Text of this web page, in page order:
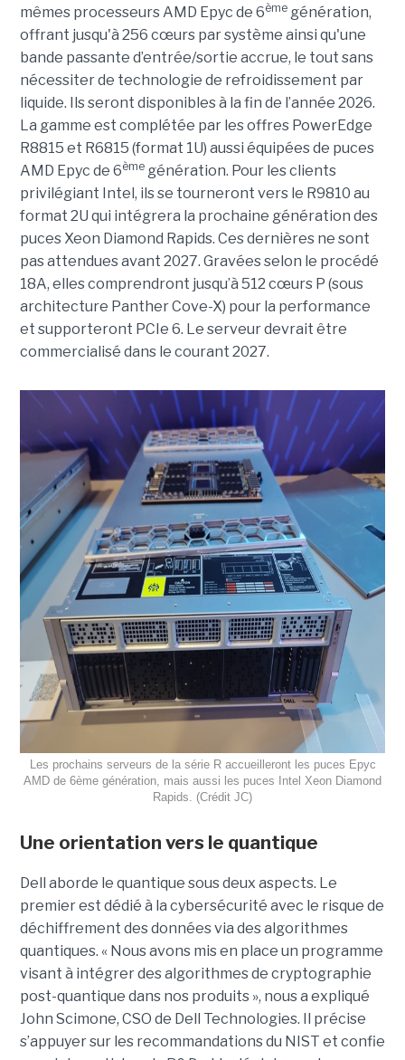
mêmes processeurs AMD Epyc de 6èmegénération,
offrant jusqu'à 256 cœurs par système ainsi qu'une
bande passante d’entrée/sortie accrue, le tout sans
nécessiter de technologie de refroidissement par
liquide. Ils seront disponibles à la fin de l’année 2026.
La gamme est complétée par les offres PowerEdge
R8815 et R6815 (format 1U) aussi équipées de puces
AMD Epyc de 6èmegénération. Pour les clients
privilégiant Intel, ils se tourneront vers le R9810 au
format 2U qui intégrera la prochaine génération des
puces Xeon Diamond Rapids. Ces dernières ne sont
pas attendues avant 2027. Gravées selon le procédé
18A, elles comprendront jusqu’à 512 cœurs P (sous
architecture Panther Cove-X) pour la performance
et supporteront PCIe 6. Le serveur devrait être
commercialisé dans le courant 2027.
Les prochains serveurs de la série R accueilleront les puces Epyc
AMD de 6ème génération, mais aussi les puces Intel Xeon Diamond
Rapids. (Crédit JC)
Une orientation vers le quantique
Dell aborde le quantique sous deux aspects. Le
premier est dédié à la cybersécurité avec le risque de
déchiffrement des données via des algorithmes
quantiques. « Nous avons mis en place un programme
visant à intégrer des algorithmes de cryptographie
post-quantique dans nos produits », nous a expliqué
John Scimone, CSO de Dell Technologies. Il précise
s’appuyer sur les recommandations du NIST et confie